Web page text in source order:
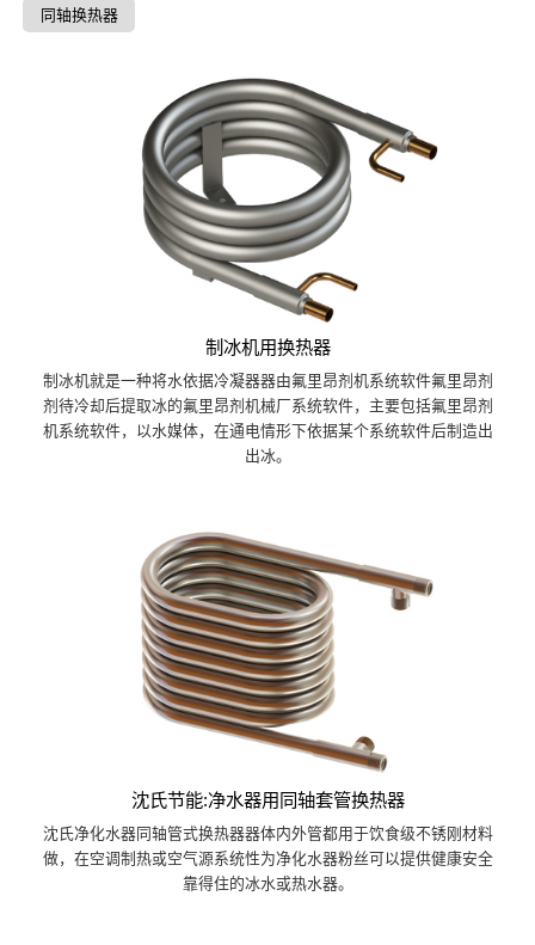
同轴换热器
制冰机用换热器
制冰机就是一种将水依据冷凝器器由氟里昂剂机系统软件氟里昂剂
剂待冷却后提取冰的氟里昂剂机械厂系统软件，主要包括氟里昂剂
机系统软件，以水媒体，在通电情形下依据某个系统软件后制造出
出冰。
沈氏节能:净水器用同轴套管换热器
沈氏净化水器同轴管式换热器器体内外管都用于饮食级不锈刚材料
做，在空调制热或空气源系统性为净化水器粉丝可以提供健康安全
靠得住的冰水或热水器。